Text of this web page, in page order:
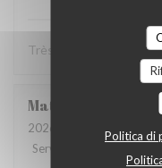
Politica di
Très très bon, rien à
Matteo
2026-07-29
Servizio